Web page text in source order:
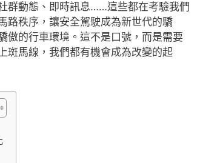
群動態、即時訊息……這些都在考驗我們
路秩序，讓安全駕駛成為新世代的驕
傲的行車環境。這不是口號，而是需要
斑馬線，我們都有機會成為改變的起